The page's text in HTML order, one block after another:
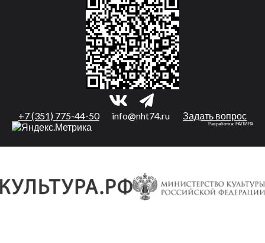
+7 (351) 775-44-50 info@nht74.ru Задать вопрос
Разработка: РАПИРА